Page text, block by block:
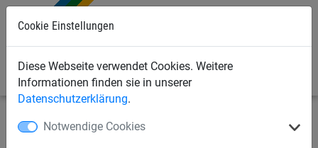
Cookie Einstellungen
Diese Webseite verwendet Cookies. Weitere
Informationen finden sie in unserer
Datenschutzerklärung.
Notwendige Cookies
Industrienetze Abdecknetze und -planen Abdecknetze